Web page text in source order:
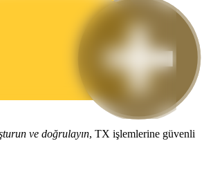
öğrenin
ve doğrulayın, TX işlemlerine güvenli